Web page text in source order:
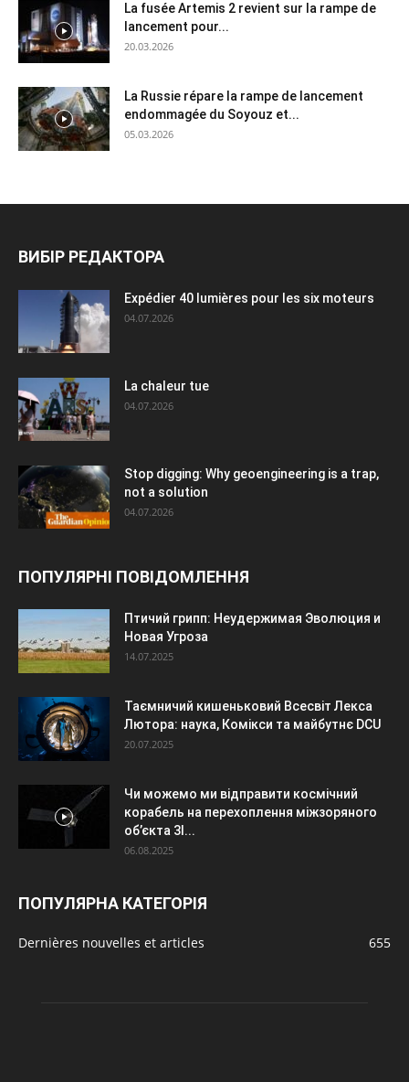
La fusée Artemis 2 revient sur la rampe de
lancement pour...
20.03.2026
La Russie répare la rampe de lancement
endommagée du Soyouz et...
05.03.2026
ВИБІР РЕДАКТОРА
Expédier 40 lumières pour les six moteurs
04.07.2026
La chaleur tue
04.07.2026
Stop digging: Why geoengineering is a trap,
not a solution
04.07.2026
ПОПУЛЯРНІ ПОВІДОМЛЕННЯ
Птичий грипп: Неудержимая Эволюция и
Новая Угроза
14.07.2025
Таємничий кишеньковий Всесвіт Лекса
Лютора: наука, Комікси та майбутнє DCU
20.07.2025
Чи можемо ми відправити космічний
корабель на перехоплення міжзоряного
об’єкта 3I...
06.08.2025
ПОПУЛЯРНА КАТЕГОРІЯ
Dernières nouvelles et articles 655